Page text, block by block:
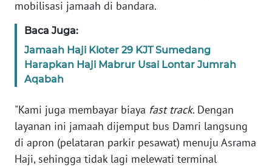
mobilisasi jamaah di bandara.
Baca Juga:
Jamaah Haji Kloter 29 KJT Sumedang
Harapkan Haji Mabrur Usai Lontar Jumrah
Aqabah
"Kami juga membayar biaya fast track. Dengan
layanan ini jamaah dijemput bus Damri langsung
di apron (pelataran parkir pesawat) menuju Asrama
Haji, sehingga tidak lagi melewati terminal
BARAT
WN
RIAU
WN
JAMBI